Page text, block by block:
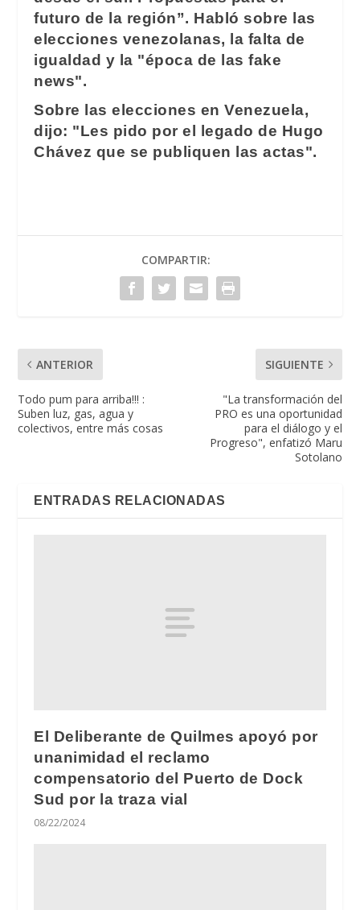
futuro de la región”. Habló sobre las
elecciones venezolanas, la falta de
igualdad y la "época de las fake
news".
Sobre las elecciones en Venezuela,
dijo: "Les pido por el legado de Hugo
Chávez que se publiquen las actas".
COMPARTIR:
ANTERIOR
Todo pum para arriba!!! :
Suben luz, gas, agua y
colectivos, entre más cosas
SIGUIENTE
"La transformación del
PRO es una oportunidad
para el diálogo y el
Progreso", enfatizó Maru
Sotolano
ENTRADAS RELACIONADAS
El Deliberante de Quilmes apoyó por
unanimidad el reclamo
compensatorio del Puerto de Dock
Sud por la traza vial
08/22/2024